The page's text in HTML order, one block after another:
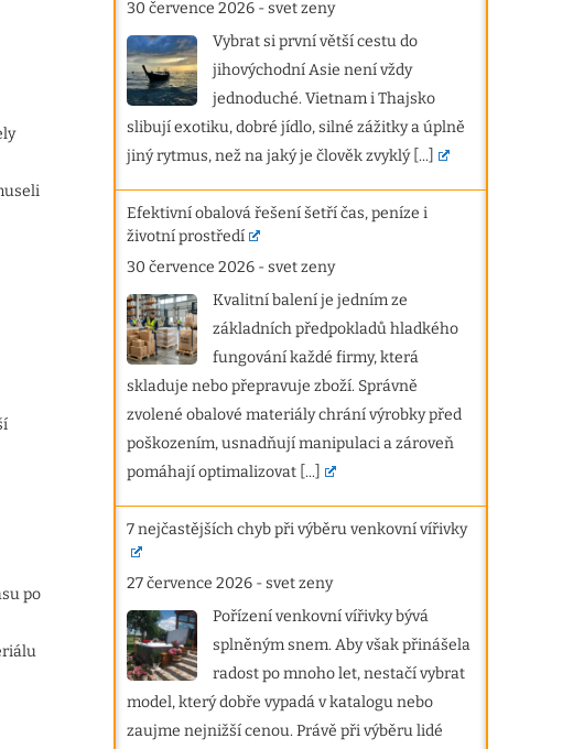
po
30 července 2026 -svet zeny
Vybrat si první větší cestu do
jihovýchodní Asie není vždy
jednoduché. Vietnam i Thajsko
slibují exotiku, dobré jídlo, silné zážitky a úplně
jiný rytmus, než na jaký je člověk zvyklý [...]
Efektivní obalová řešení šetří čas, peníze i
životní prostředí
30 července 2026 -svet zeny
Kvalitní balení je jedním ze
základních předpokladů hladkého
fungování každé firmy, která
skladuje nebo přepravuje zboží. Správně
zvolené obalové materiály chrání výrobky před
poškozením, usnadňují manipulaci a zároveň
pomáhají optimalizovat [...]
7 nejčastějších chyb při výběru venkovní vířivky
27 července 2026 -svet zeny
Pořízení venkovní vířivky bývá
splněným snem. Aby však přinášela
radost po mnoho let, nestačí vybrat
model, který dobře vypadá v katalogu nebo
zaujme nejnižší cenou. Právě při výběru lidé